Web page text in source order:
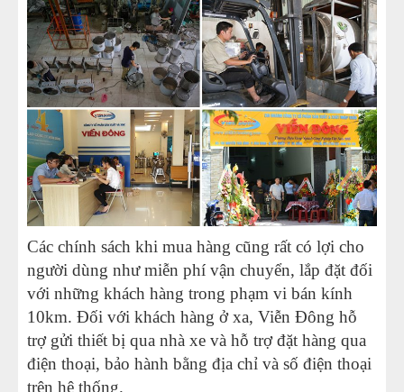
Các chính sách khi mua hàng cũng rất có lợi cho
người dùng như miễn phí vận chuyển, lắp đặt đối
với những khách hàng trong phạm vi bán kính
10km. Đối với khách hàng ở xa, Viễn Đông hỗ
trợ gửi thiết bị qua nhà xe và hỗ trợ đặt hàng qua
điện thoại, bảo hành bằng địa chỉ và số điện thoại
trên hệ thống.